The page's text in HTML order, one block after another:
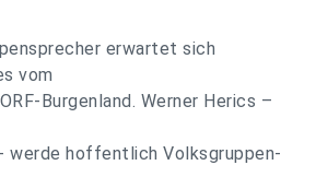
erwartet sich
vom
Burgenland. Werner Herics –
werde hoffentlich Volksgruppen-